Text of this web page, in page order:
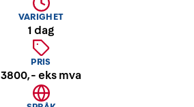
VARIGHET
1 dag
PRIS
3800,- eks mva